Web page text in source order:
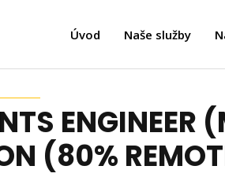
Úvod Naše služby
(80%